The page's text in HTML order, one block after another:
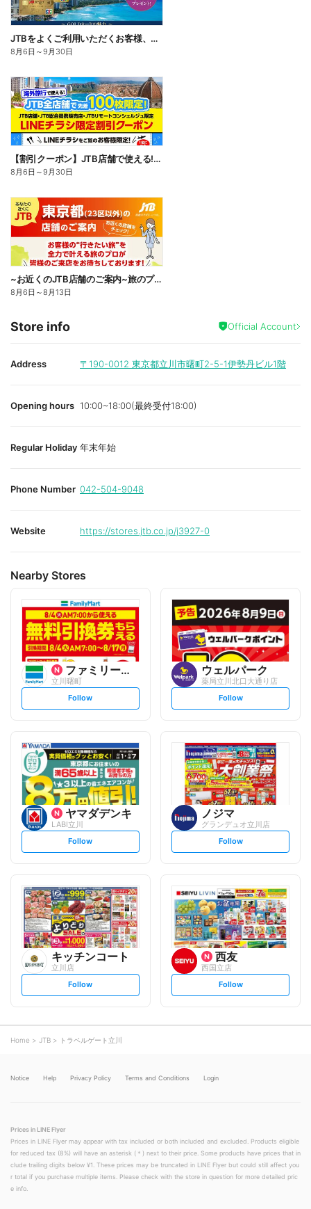
JTBをよくご利用いただくお客様、旅行がお好きなお客様に特におすすめのカード。入会キャンペーン実施中
8月6日 ～9月30日
【割引クーポン】JTB店舗で使える!LINEチラシをご覧のお客様限定のお得な海外割引クーポン配布中♪
8月6日 ～9月30日
~お近くのJTB店舗のご案内~旅のプロがお客様の行きたい旅を叶えます!ご来店お待ちしております
8月6日 ～8月13日
Store info Official Account
Address 〒190-0012 東京都立川市曙町2-5-1伊勢丹ビル1階
Opening hours 10:00~18:00(最終受付18:00)
Regular Holiday 年末年始
Phone Number 042-504-9048
Website https://stores.jtb.co.jp/j3927-0
Nearby Stores
ファミリーマート
立川曙町
s
t
l
o
w
Follow
ウェルパーク
薬局立川北口大通り店
s
t
l
o
w
Follow
ヤマダデンキ
LABI立川
s
t
l
o
w
Follow
ノジマ
グランデュオ立川店
s
t
l
o
w
Follow
キッチンコート
立川店
s
t
o
w
Follow
西友
西国立店
s
t
Follow
Home JTB トラベルゲート立川
Notice Help Privacy Policy Terms and Conditions Login
Prices in LINE Flyer
Prices in LINE Flyer may appear with tax included or both included and excluded. Products eligible
for reduced tax (8%) will have an asterisk (＊) next to their price. Some products have prices that in
clude trailing digits below ¥1. These prices may be truncated in LINE Flyer but could still affect you
r total if you purchase multiple items. Please check with the store in question for more detailed pric
e info.